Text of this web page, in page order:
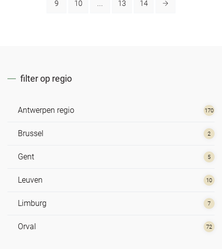
9 10 ... 13 14
filter op regio
Antwerpen regio 170
Brussel 2
Gent 5
Leuven 10
Limburg 7
Orval 72